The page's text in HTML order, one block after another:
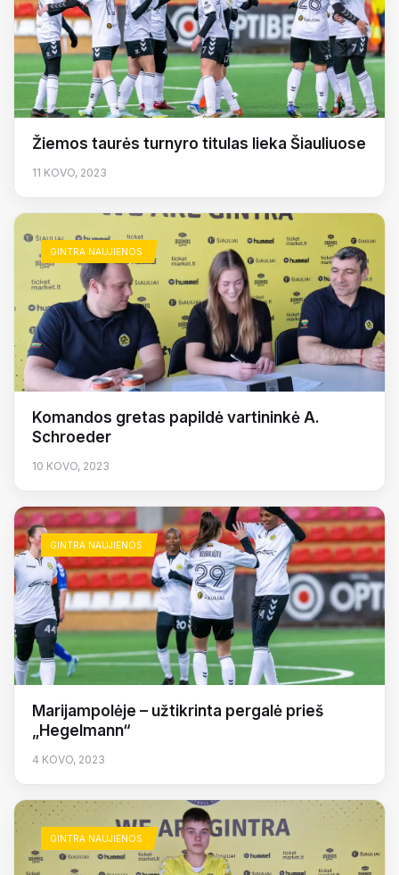
Žiemos taurės turnyro titulas lieka Šiauliuose
11 KOVO, 2023
GINTRA NAUJIENOS
Komandos gretas papildė vartininkė A.
Schroeder
10 KOVO, 2023
GINTRA NAUJIENOS
Marijampolėje – užtikrinta pergalė prieš
„Hegelmann“
4 KOVO, 2023
GINTRA NAUJIENOS